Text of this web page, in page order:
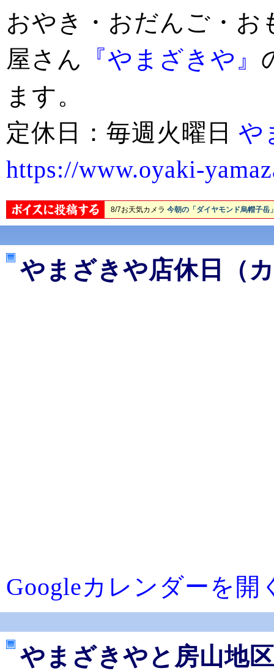
おやき・おだんご・お
屋さん
『やまざきや』
ます。
定休日：毎週火曜日 や
https://www.oyaki-
やまざきや店休日（
Googleカレンダーを開
やまざきやと房山地